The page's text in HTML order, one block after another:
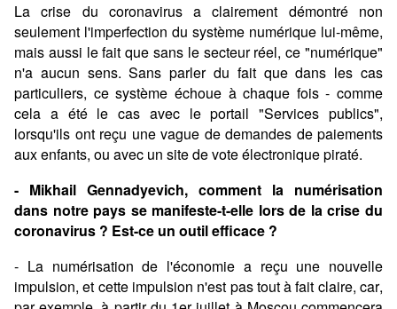
La crise du coronavirus a clairement démontré non
seulement l'imperfection du système numérique lui-même,
mais aussi le fait que sans le secteur réel, ce "numérique"
n'a aucun sens. Sans parler du fait que dans les cas
particuliers, ce système échoue à chaque fois - comme
cela a été le cas avec le portail "Services publics",
lorsqu'ils ont reçu une vague de demandes de paiements
aux enfants, ou avec un site de vote électronique piraté.
- Mikhail Gennadyevich, comment la numérisation
dans notre pays se manifeste-t-elle lors de la crise du
coronavirus ? Est-ce un outil efficace ?
- La numérisation de l'économie a reçu une nouvelle
impulsion, et cette impulsion n'est pas tout à fait claire, car,